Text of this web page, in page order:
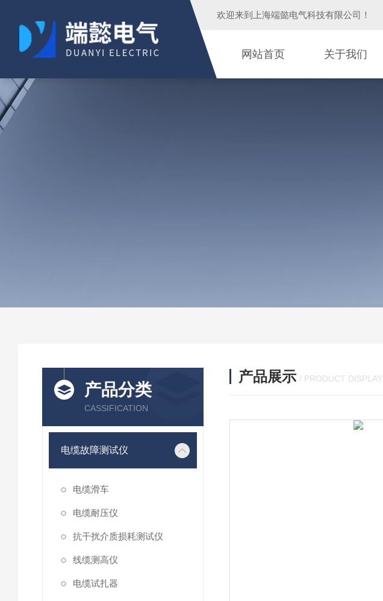
欢迎来到 上海端懿电气科技有限公司 ！
网站首页 关于我们
产品分类
CASSIFICATION
电缆故障测试仪
电缆滑车
电缆耐压仪
抗干扰介质损耗测试仪
线缆测高仪
电缆试扎器
产品展示 / PRODUCT DISPLAY